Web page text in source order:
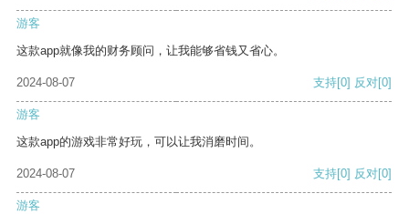
游客
这款app就像我的财务顾问，让我能够省钱又省心。
2024-08-07 支持[0] 反对[0]
游客
这款app的游戏非常好玩，可以让我消磨时间。
2024-08-07 支持[0] 反对[0]
游客